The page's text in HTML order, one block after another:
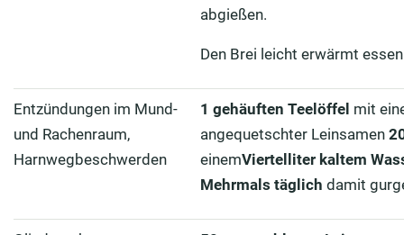
abgießen.
Den Brei leicht erwärmt
Entzündungen im Mund-
und Rachenraum,
Harnwegbeschwerden
1 gehäuften Teelöffel mit
angequetschter Leinsamen
einemViertelliter kaltem
Mehrmals täglich damit